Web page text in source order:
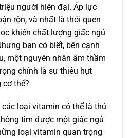
người hiện đại. Áp lực
rộn, và nhất là thói quen
khiến chất lượng giấc ngủ
bạn có biết, bên cạnh
một nguyên nhân âm thầm
chính là sự thiếu hụt
thể?
các loại vitamin có thể là thủ
tìm được một giấc ngủ
loại vitamin quan trọng